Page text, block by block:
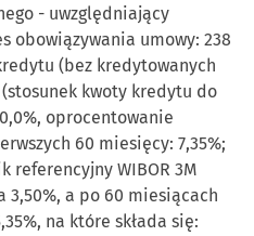
- uwzględniający
obowiązywania umowy: 238
(bez kredytowanych
(stosunek kwoty kredytu do
oprocentowanie
60 miesięcy: 7,35%;
referencyjny WIBOR 3M
3,50%, a po 60 miesiącach
na które składa się: